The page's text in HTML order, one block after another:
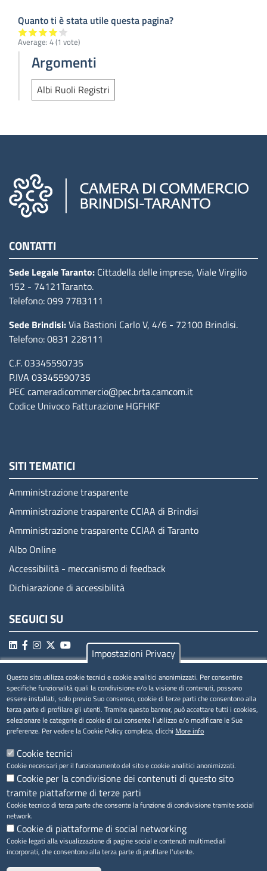
Quanto ti è stata utile questa pagina?
Average: 4(1 vote)
Argomenti
Albi Ruoli Registri
CONTATTI
Sede Legale Taranto: Cittadella delle imprese, Viale Virgilio
152 - 74121Taranto.
Telefono: 099 7783111
Sede Brindisi:Via Bastioni Carlo V, 4/6 - 72100 Brindisi.
Telefono: 0831 228111
C.F. 03345590735
P.IVA 03345590735
PEC cameradicommercio@pec.brta.camcom.it
Codice Univoco Fatturazione HGFHKF
SITI TEMATICI
Amministrazione trasparente
Amministrazione trasparente CCIAA di Brindisi
Amministrazione trasparente CCIAA di Taranto
Albo Online
Accessibilità - meccanismo di feedback
Dichiarazione di accessibilità
SEGUICI SU
MENÚ PRIVACY
Privacy
Cookie
Note legali
Accesso riservato
Impostazioni Privacy
Questo sito utilizza cookie tecnici e cookie analitici anonimizzati. Per consentire
specifiche funzionalità quali la condivisione e/o la visione di contenuti, possono
essere installati, solo previo Suo consenso, cookie di terze parti che consentono alla
terza parte di profilare gli utenti. Tramite questo banner, può accettare tutti i cookies,
selezionare le categorie di cookie di cui consente l’utilizzo e/o modificare le Sue
preferenze. Per vedere la Cookie Policy completa, clicchi More info
Cookie tecnici
Cookie necessari per il funzionamento del sito e cookie analitici anonimizzati.
Cookie per la condivisione dei contenuti di questo sito
tramite piattaforme di terze parti
Cookie tecnico di terza parte che consente la funzione di condivisione tramite social
network.
Cookie di piattaforme di social networking
Cookie legati alla visualizzazione di pagine social e contenuti multimediali
incorporati, che consentono alla terza parte di profilare l'utente.